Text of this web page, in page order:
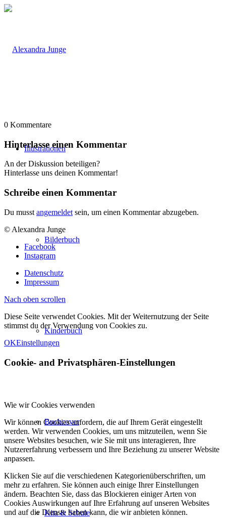
Illustrationen
Bilderbuch
Kinderbuch
Buchcover
Kita & Schule
0 Kommentare
Hinterlasse einen Kommentar
An der Diskussion beteiligen?
Hinterlasse uns deinen Kommentar!
Schreibe einen Kommentar
Du musst angemeldet sein, um einen Kommentar abzugeben.
© Alexandra Junge
Facebook
Instagram
Datenschutz
Impressum
Nach oben scrollen
Diese Seite verwendet Cookies. Mit der Weiternutzung der Seite
stimmst du der Verwendung von Cookies zu.
OKEinstellungen
Cookie- and Privatsphären-Einstellungen
Wie wir Cookies verwenden
Wir können Cookies anfordern, die auf Ihrem Gerät eingestellt
werden. Wir verwenden Cookies, um uns mitzuteilen, wenn Sie
unsere Websites besuchen, wie Sie mit uns interagieren, Ihre
Nutzererfahrung verbessern und Ihre Beziehung zu unserer Website
anpassen.
Klicken Sie auf die verschiedenen Kategorienüberschriften, um
mehr zu erfahren. Sie können auch einige Ihrer Einstellungen
ändern. Beachten Sie, dass das Blockieren einiger Arten von
Cookies Auswirkungen auf Ihre Erfahrung auf unseren Websites
und auf die Dienste haben kann, die wir anbieten können.